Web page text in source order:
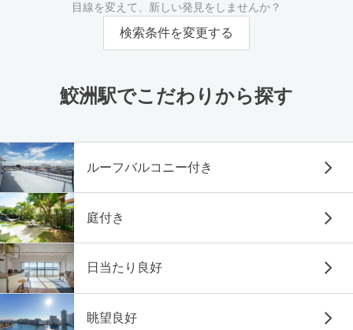
目線を変えて、新しい発見をしませんか？
検索条件を変更する
鮫洲駅でこだわりから探す
ルーフバルコニー付き
庭付き
日当たり良好
眺望良好